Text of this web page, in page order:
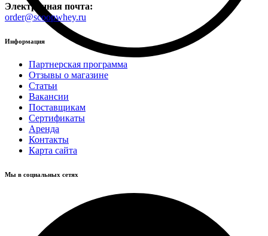
Электронная почта:
order@scoopwhey.ru
Информация
Партнерская программа
Отзывы о магазине
Статьи
Вакансии
Поставщикам
Сертификаты
Аренда
Контакты
Карта сайта
Мы в социальных сетях